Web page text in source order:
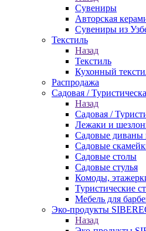
Сувениры
Авторская
Сувениры из
Текстиль
Назад
Текстиль
Кухонный
Распродажа
Садовая /
Назад
Садовая /
Лежаки и
Садовые диваны
Садовые
Садовые столы
Садовые стулья
Комоды,
Туристические
Мебель для
Эко-продукты
Назад